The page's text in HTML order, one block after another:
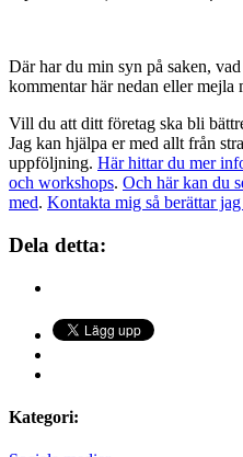
Där har du min syn på saken,
kommentar här nedan eller mejla
Vill du att ditt företag ska bli
Jag kan hjälpa er med allt från
uppföljning. Här hittar du mer
och workshops. Och här kan du
med. Kontakta mig så berättar jag
Dela detta:
Kategori: